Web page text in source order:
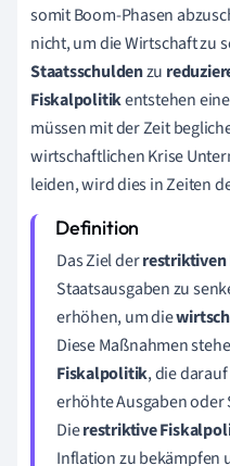
somit Boom-Phasen
nicht, um die Wirtschaft zu
Staatsschuldenzu
Fiskalpolitikentstehen
müssen mit der Zeit
wirtschaftlichen Krise
leiden, wird dies in Zeiten
Das Ziel derrestriktiven
Staatsausgaben zu
erhöhen, um die
Diese Maßnahmen
Fiskalpolitik, die
erhöhte Ausgaben
Dierestriktive
Inflation zu bekämpfen